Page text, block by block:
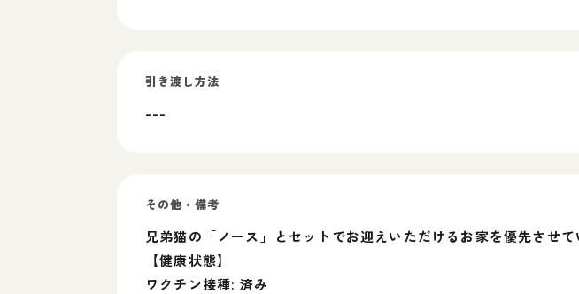
引き渡し方法
---
その他・備考
兄弟猫の「ノース」とセットでお迎えいただけるお家を優先させ
【健康状態】
ワクチン接種: 済み